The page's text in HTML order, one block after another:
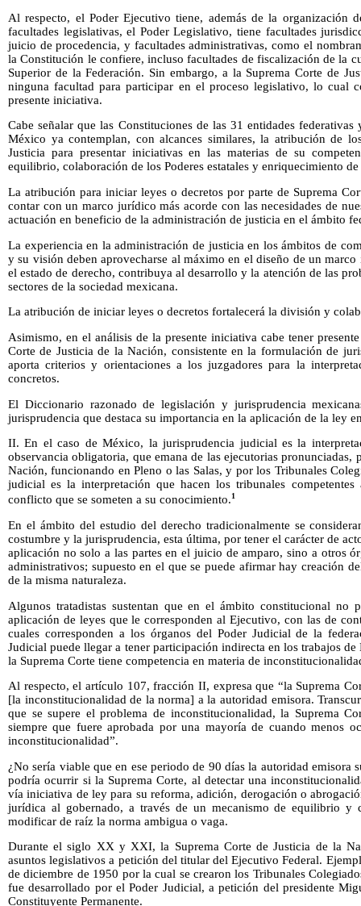
Al respecto, el Poder Ejecutivo tiene, además de la organización
facultades legislativas, el Poder Legislativo, tiene facultades
juicio de procedencia, y facultades administrativas, como el
la Constitución le confiere, incluso facultades de fiscalización de la
Superior de la Federación. Sin embargo, a la Suprema Corte de
ninguna facultad para participar en el proceso legislativo, lo cual
presente iniciativa.
Cabe señalar que las Constituciones de las 31 entidades
México ya contemplan, con alcances similares, la atribución de
Justicia para presentar iniciativas en las materias de su
equilibrio, colaboración de los Poderes estatales y enriquecimiento
La atribución para iniciar leyes o decretos por parte de Suprema
contar con un marco jurídico más acorde con las necesidades de
actuación en beneficio de la administración de justicia en el ámbito
La experiencia en la administración de justicia en los ámbitos de
y su visión deben aprovecharse al máximo en el diseño de un
el estado de derecho, contribuya al desarrollo y la atención de las
sectores de la sociedad mexicana.
La atribución de iniciar leyes o decretos fortalecerá la división y
Asimismo, en el análisis de la presente iniciativa cabe tener
Corte de Justicia de la Nación, consistente en la formulación de
aporta criterios y orientaciones a los juzgadores para la
concretos.
El Diccionario razonado de legislación y jurisprudencia
jurisprudencia que destaca su importancia en la aplicación de la ley
II. En el caso de México, la jurisprudencia judicial es la
observancia obligatoria, que emana de las ejecutorias pronunciadas,
Nación, funcionando en Pleno o las Salas, y por los Tribunales
judicial es la interpretación que hacen los tribunales
conflicto que se someten a su conocimiento.1
En el ámbito del estudio del derecho tradicionalmente se
costumbre y la jurisprudencia, esta última, por tener el carácter de
aplicación no solo a las partes en el juicio de amparo, sino a otros
administrativos; supuesto en el que se puede afirmar hay creación
de la misma naturaleza.
Algunos tratadistas sustentan que en el ámbito constitucional no
aplicación de leyes que le corresponden al Ejecutivo, con las de
cuales corresponden a los órganos del Poder Judicial de la
Judicial puede llegar a tener participación indirecta en los trabajos
la Suprema Corte tiene competencia en materia de
Al respecto, el artículo 107, fracción II, expresa que “la Suprema
[la inconstitucionalidad de la norma] a la autoridad emisora.
que se supere el problema de inconstitucionalidad, la Suprema
siempre que fuere aprobada por una mayoría de cuando menos
inconstitucionalidad”.
¿No sería viable que en ese periodo de 90 días la autoridad emisora
podría ocurrir si la Suprema Corte, al detectar una
vía iniciativa de ley para su reforma, adición, derogación o
jurídica al gobernado, a través de un mecanismo de equilibrio y
modificar de raíz la norma ambigua o vaga.
Durante el siglo XX y XXI, la Suprema Corte de Justicia de la
asuntos legislativos a petición del titular del Ejecutivo Federal.
de diciembre de 1950 por la cual se crearon los Tribunales
fue desarrollado por el Poder Judicial, a petición del presidente
Constituyente Permanente.